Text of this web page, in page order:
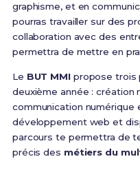
graphisme, et en
pourras travailler sur des
collaboration avec des
permettra de mettre en
Le BUT MMIpropose trois
deuxième année : création
communication
développement web et
parcours te permettra de
précis des métiers du